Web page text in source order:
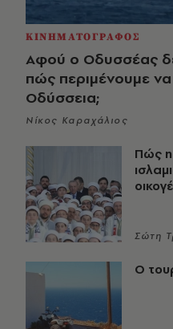
ΚΙΝΗΜΑΤΟΓΡΑΦΟΣ
Αφού ο Οδυσσέας
πώς περιμένουμε να
Οδύσσεια;
Νίκος Καραχάλιος
Πώς η
Σώτη
Ο